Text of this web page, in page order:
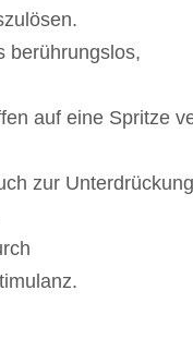
berührungslos,
auf eine Spritze
zur Unterdrückung